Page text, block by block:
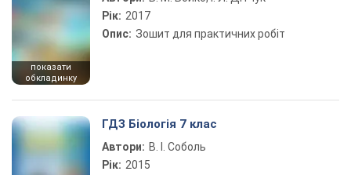
показати
обкладинку
Рік: 2017
Опис: Зошит для практичних робіт
ГДЗ Біологія 7 клас
Автори: В. І. Соболь
Рік: 2015